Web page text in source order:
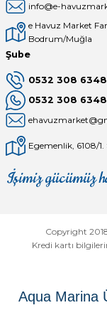
info@e-
e Havuz Market
Bodrum/Muğla
Şube
0532 308 6348
0532 308 6348
Egemenlik, 6108/
İşimiz gücümüz
Mağaza
Depomuz
Copyright
Kredi kartı
Aqua Marina